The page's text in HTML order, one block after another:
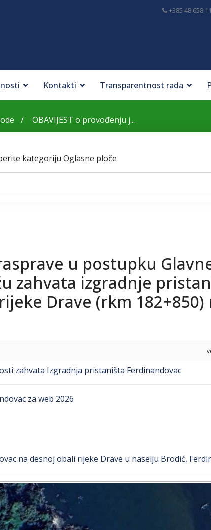
+385 48 658
Kontakti Transparentnost rada
OBAVIJEST o provođenju j...
kategoriju Oglasne ploče
u postupku
zahvata izgradnje
Drave (rkm
zahvata Izgradnja pristaništa Ferdinandovac
za web 2026
na desnoj obali rijeke Drave u naselju Brodić,